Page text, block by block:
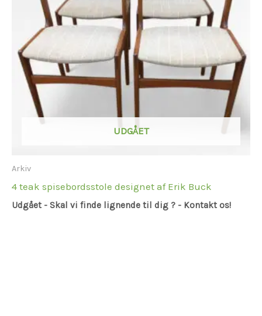
UDGÅET
Arkiv
4 teak spisebordsstole designet af Erik Buck
Udgået - Skal vi finde lignende til dig ? - Kontakt os!